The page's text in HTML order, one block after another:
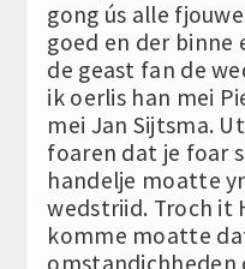
gong ús alle
goed en der binne
de geast fan de
ik oerlis han mei
mei Jan Sijtsma.
foaren dat je foar
handelje moatte
wedstriid. Troch it
komme moatte
omstandichheden